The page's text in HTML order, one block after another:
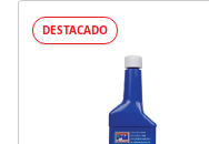
DESTACADO